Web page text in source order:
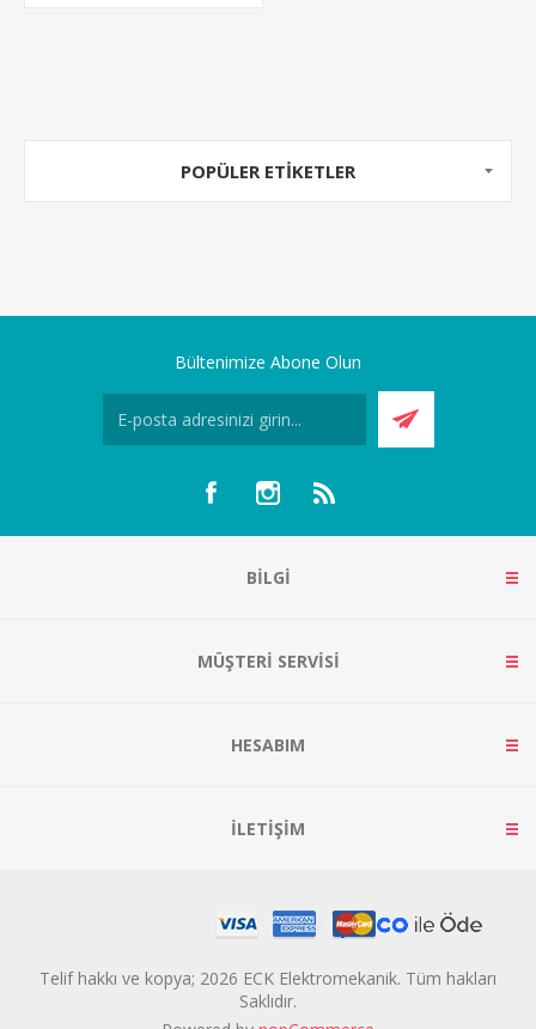
POPÜLER ETIKETLER
Bültenimize Abone Olun
BILGI
MÜŞTERI SERVISI
HESABIM
İLETIŞIM
Telif hakkı ve kopya; 2026 ECK Elektromekanik. Tüm hakları
Saklıdır.